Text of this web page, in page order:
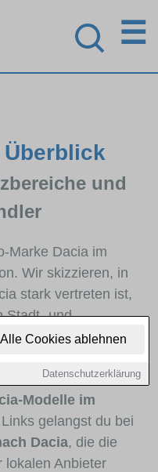
Alle Cookies ablehnen
Datenschutzerklärung
☰
Überblick
und
Marke Dacia im
Wir skizzieren, in
stark vertreten ist,
Stadt- und
für welche
ist. Viele
und
Modelle im
gelangst du bei
Dacia, die die
lokalen Anbieter